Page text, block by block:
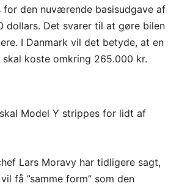
den nuværende basisudgave af
dollars. Det svarer til at gøre bilen
I Danmark vil det betyde, at en
koste omkring 265.000 kr.
Model Y strippes for lidt af
Lars Moravy har tidligere sagt,
få ”samme form” som den